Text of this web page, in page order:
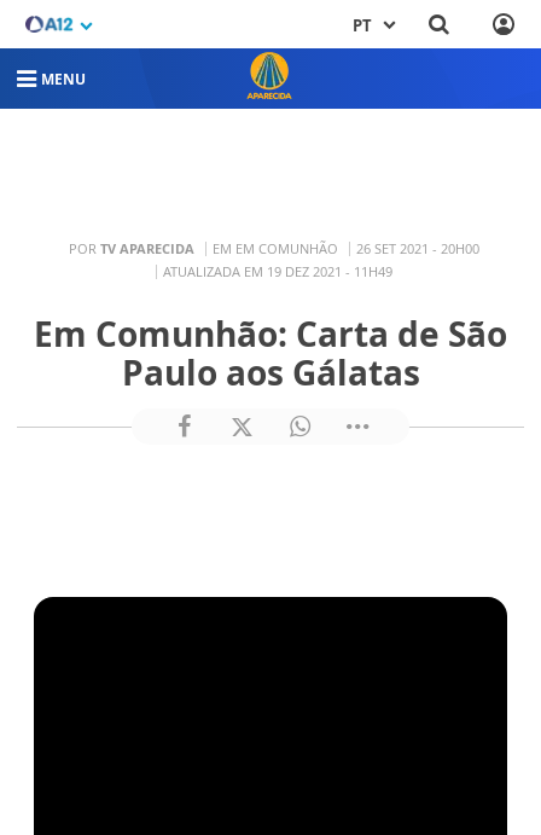
PT
MENU
POR TV APARECIDA EM EM COMUNHÃO
26 SET 2021 - 20H00
ATUALIZADA EM 19 DEZ 2021 - 11H49
Em Comunhão: Carta de São
Paulo aos Gálatas